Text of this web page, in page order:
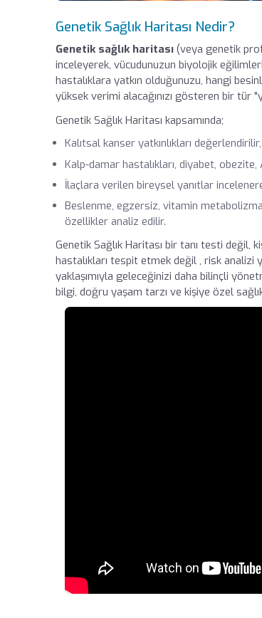
Genetik Sağlık Haritası Nedir?
Genetik sağlık haritası (veya genetik
inceleyerek, vücudunuzun biyolojik
hastalıklara yatkın olduğunuzu, hangi
yüksek verimi alacağınızı gösteren bir tür
Genetik Sağlık Haritası kapsamında;
Kalıtsal kanser yatkınlıkları değerlendirilir,
Kalp-damar hastalıkları, diyabet,
İlaçlara verilen bireysel yanıtlar
Beslenme, egzersiz, vitamin
özellikler analiz edilir.
Genetik Sağlık Haritası bir tanı testi değil,
hastalıkları tespit etmek değil , risk analizi
yaklaşımıyla geleceğinizi daha bilinçli
bilgi, doğru yaşam tarzı ve kişiye özel